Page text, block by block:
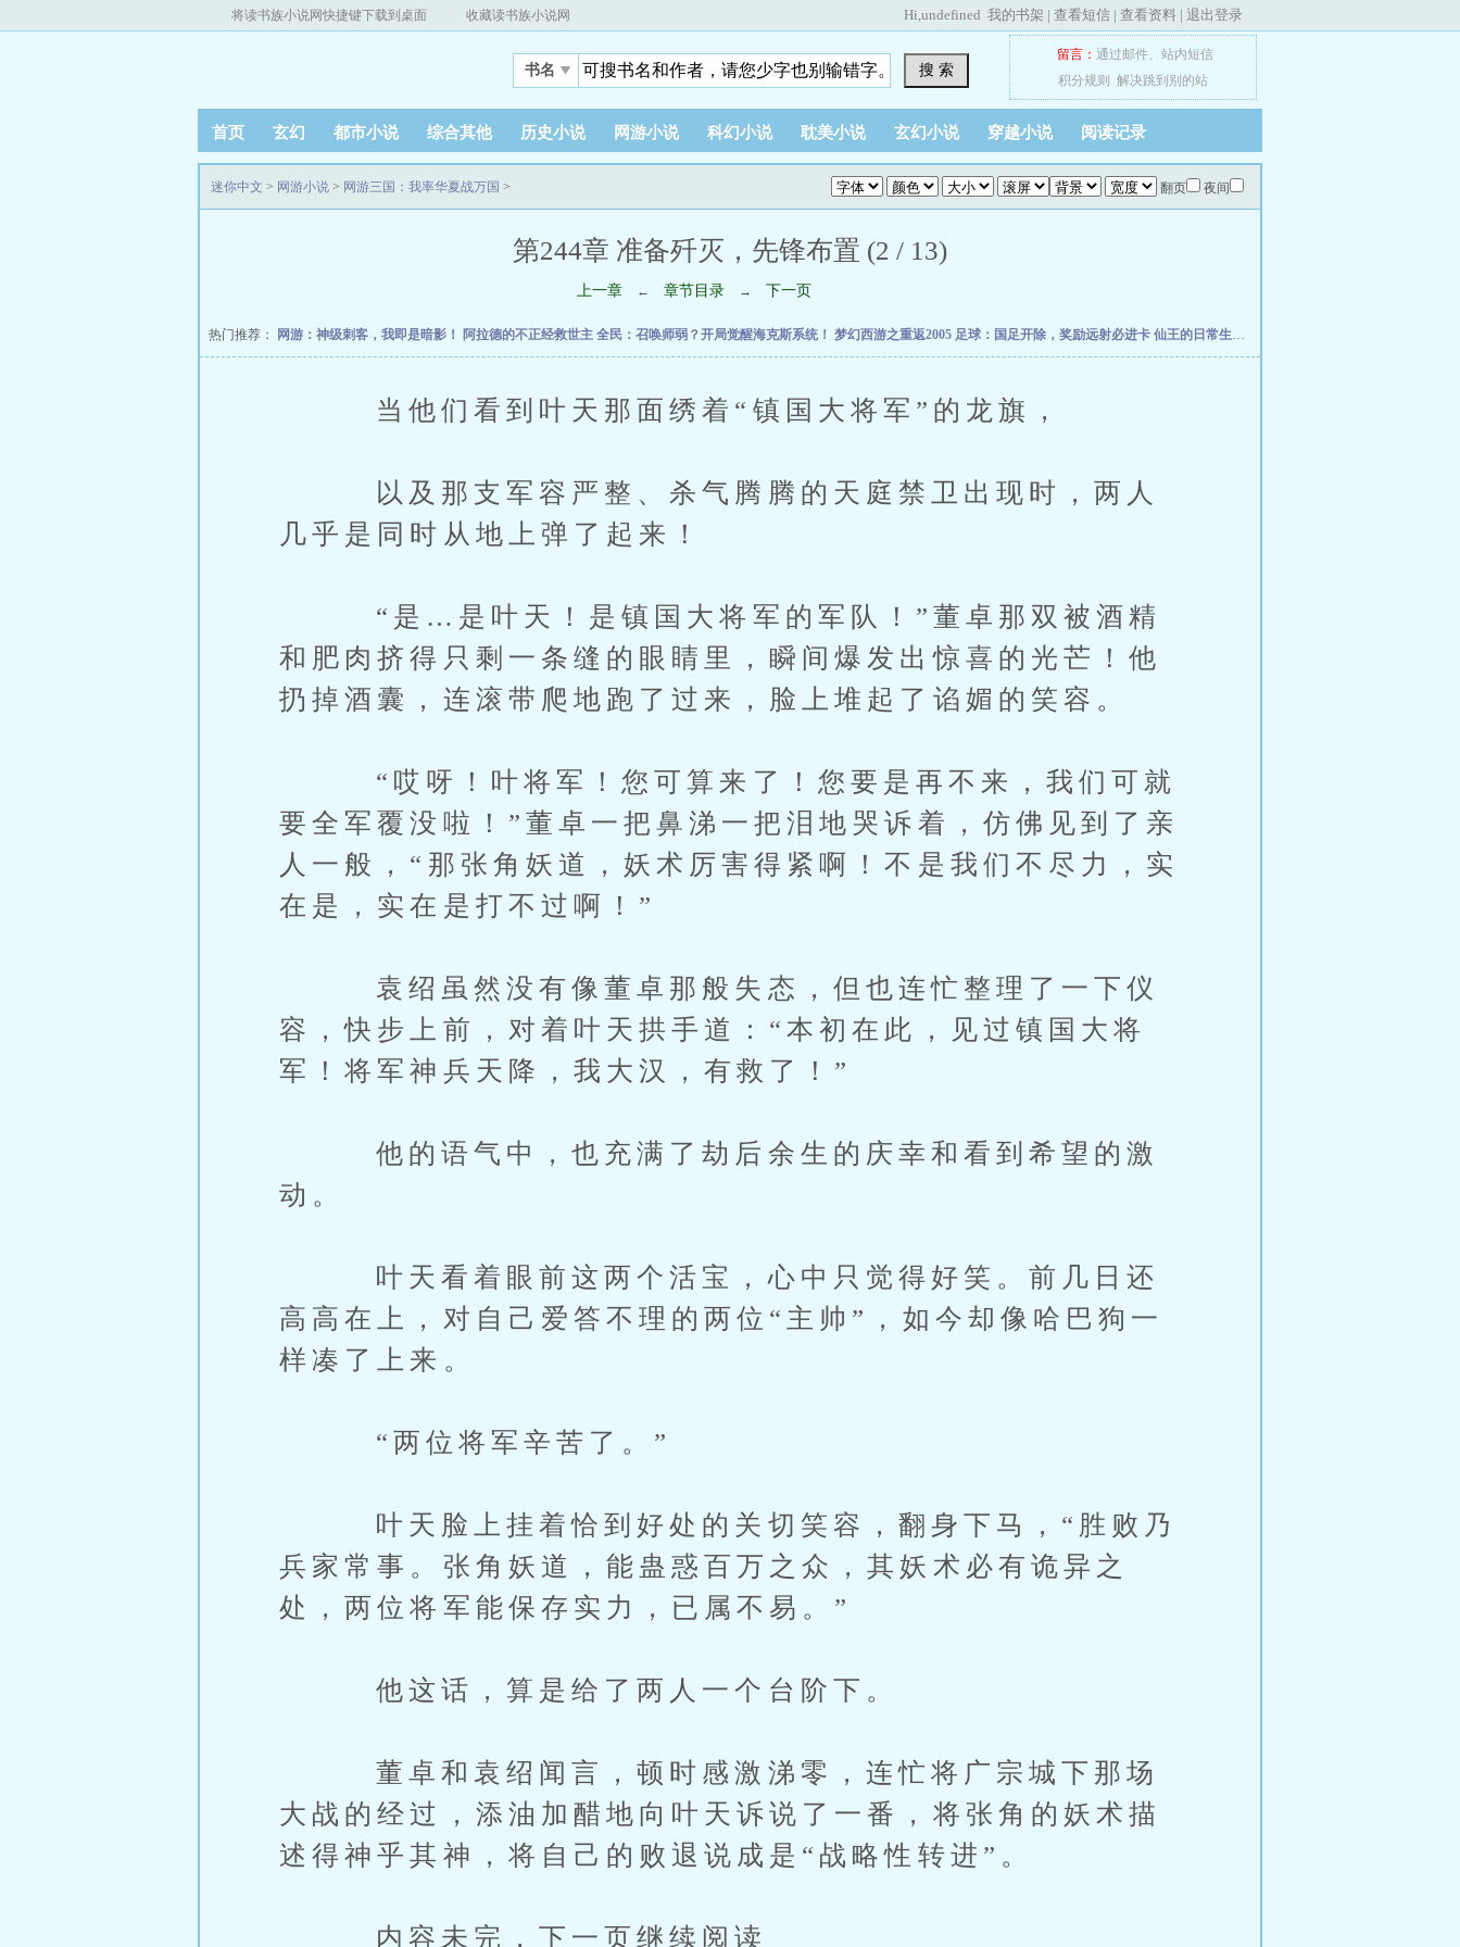
将读书族小说网快捷键下载到桌面 收藏读书族小说网 Hi,undefined 我的书架 | 查看短信 | 查看资料 | 退出登录
书名 搜 索
留言： 通过邮件、 站内短信
积分规则
解决跳到别的站
首页 玄幻 都市小说 综合其他 历史小说 网游小说 科幻小说 耽美小说 玄幻小说 穿越小说 阅读记录
翻页 夜间
迷你中文 > 网游小说 > 网游三国：我率华夏战万国 >
第244章 准备歼灭，先锋布置 (2 / 13)
上一章 ← 章节目录 → 下一页
热门推荐： 网游：神级刺客，我即是暗影！ 阿拉德的不正经救世主 全民：召唤师弱？开局觉醒海克斯系统！ 梦幻西游之重返2005 足球：国足开除，奖励远射必进卡 仙王的日常生活
当他们看到叶天那面绣着“镇国大将军”的龙旗，
以及那支军容严整、杀气腾腾的天庭禁卫出现时，两人
几乎是同时从地上弹了起来！
“是…是叶天！是镇国大将军的军队！”董卓那双被酒精
和肥肉挤得只剩一条缝的眼睛里，瞬间爆发出惊喜的光芒！他
扔掉酒囊，连滚带爬地跑了过来，脸上堆起了谄媚的笑容。
“哎呀！叶将军！您可算来了！您要是再不来，我们可就
要全军覆没啦！”董卓一把鼻涕一把泪地哭诉着，仿佛见到了亲
人一般，“那张角妖道，妖术厉害得紧啊！不是我们不尽力，实
在是，实在是打不过啊！”
袁绍虽然没有像董卓那般失态，但也连忙整理了一下仪
容，快步上前，对着叶天拱手道：“本初在此，见过镇国大将
军！将军神兵天降，我大汉，有救了！”
他的语气中，也充满了劫后余生的庆幸和看到希望的激
动。
叶天看着眼前这两个活宝，心中只觉得好笑。前几日还
高高在上，对自己爱答不理的两位“主帅”，如今却像哈巴狗一
样凑了上来。
“两位将军辛苦了。”
叶天脸上挂着恰到好处的关切笑容，翻身下马，“胜败乃
兵家常事。张角妖道，能蛊惑百万之众，其妖术必有诡异之
处，两位将军能保存实力，已属不易。”
他这话，算是给了两人一个台阶下。
董卓和袁绍闻言，顿时感激涕零，连忙将广宗城下那场
大战的经过，添油加醋地向叶天诉说了一番，将张角的妖术描
述得神乎其神，将自己的败退说成是“战略性转进”。
内容未完，下一页继续阅读